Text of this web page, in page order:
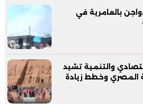
بالعامرية في
والتنمية تشيد
المصري وخطط زيادة